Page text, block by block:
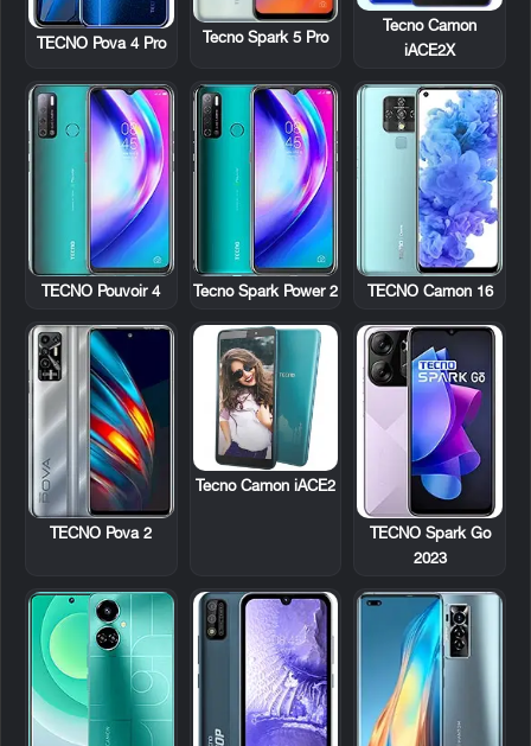
Tecno Camon
iACE2X
Tecno Spark 5 Pro
TECNO Pova 4 Pro
TECNO Camon 16
Tecno Spark Power 2
TECNO Pouvoir 4
TECNO Spark Go
2023
Tecno Camon iACE2
TECNO Pova 2